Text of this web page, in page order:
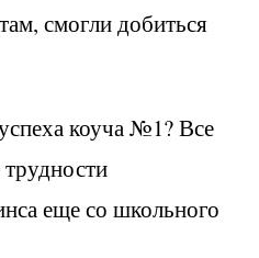
смогли добиться
коуча №1? Все
еще со школьного